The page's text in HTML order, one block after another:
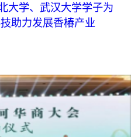
大学、武汉大学学子为
助力发展香椿产业